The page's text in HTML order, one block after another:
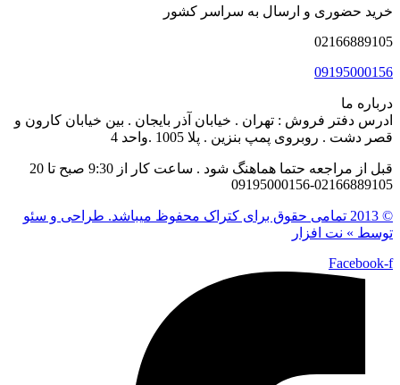
خرید حضوری و ارسال به سراسر کشور
02166889105
09195000156
درباره ما
ادرس دفتر فروش : تهران . خیابان آذر بایجان . بین خیابان کارون و
قصر دشت . روبروی پمپ بنزین . پلا 1005 .واحد 4
قبل از مراجعه حتما هماهنگ شود . ساعت کار از 9:30 صبح تا 20
02166889105-09195000156
© 2013 تمامی حقوق برای کتراک محفوظ میباشد. طراحی و سئو
توسط » نت افزار
Facebook-f